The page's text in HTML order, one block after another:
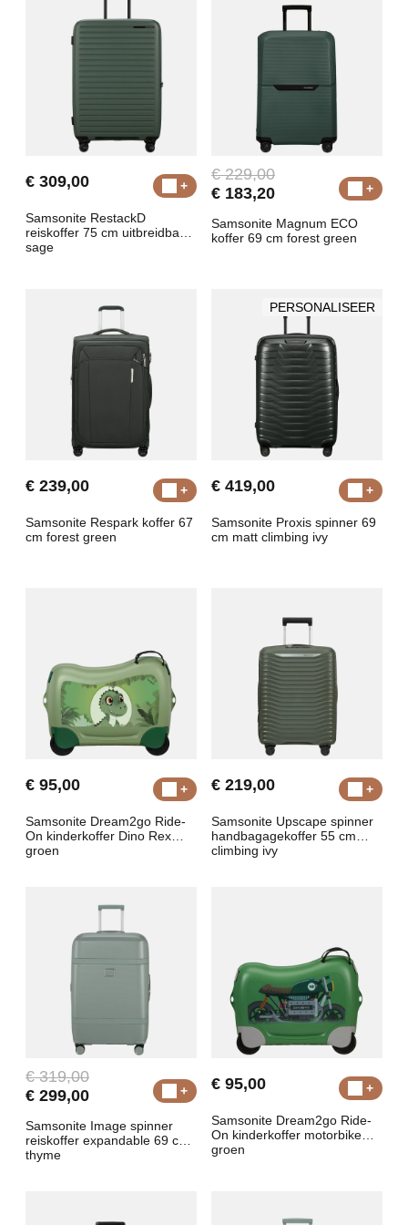
€ 309,00
Samsonite RestackD
reiskoffer 75 cm uitbreidbaar
sage
€ 229,00
€ 183,20
Samsonite Magnum ECO
koffer 69 cm forest green
€ 239,00
Samsonite Respark koffer 67
cm forest green
PERSONALISEER
€ 419,00
Samsonite Proxis spinner 69
cm matt climbing ivy
€ 95,00
Samsonite Dream2go Ride-
On kinderkoffer Dino Rex
groen
€ 219,00
Samsonite Upscape spinner
handbagagekoffer 55 cm
climbing ivy
€ 319,00
€ 299,00
Samsonite Image spinner
reiskoffer expandable 69 cm
thyme
€ 95,00
Samsonite Dream2go Ride-
On kinderkoffer motorbike
groen